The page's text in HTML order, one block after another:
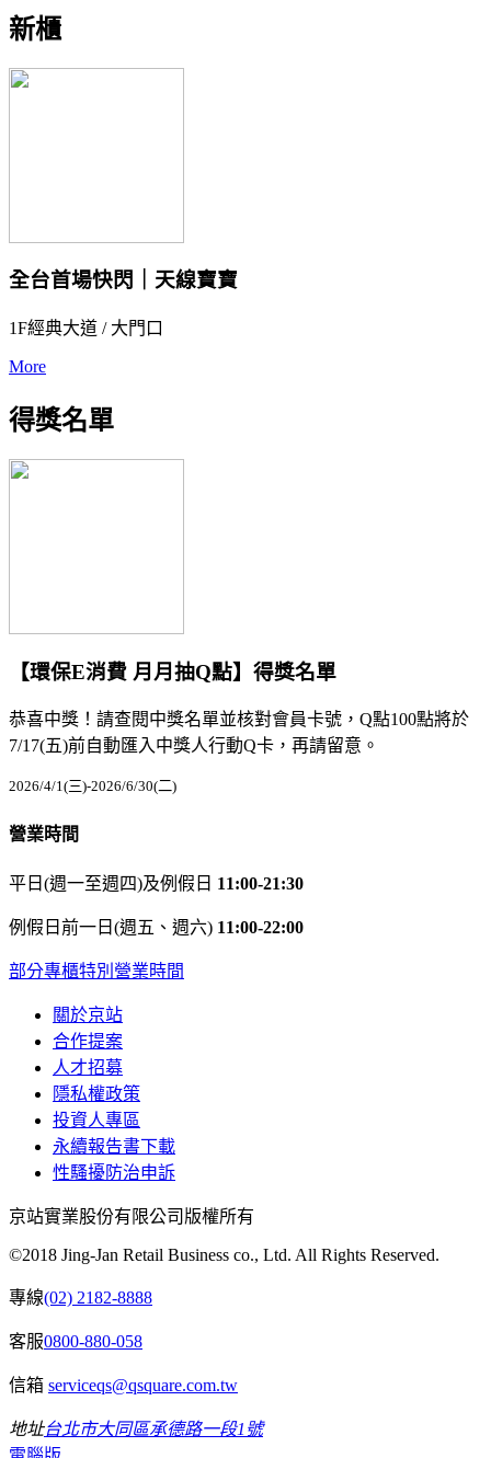
新櫃
全台首場快閃｜天線寶寶
1F經典大道 / 大門口
More
得獎名單
【環保E消費 月月抽Q點】得獎名單
恭喜中獎！請查閱中獎名單並核對會員卡號，Q點100點將於
7/17(五)前自動匯入中獎人行動Q卡，再請留意。
2026/4/1(三)-2026/6/30(二)
營業時間
平日(週一至週四)及例假日 11:00-21:30
例假日前一日(週五、週六) 11:00-22:00
部分專櫃特別營業時間
關於京站
合作提案
人才招募
隱私權政策
投資人專區
永續報告書下載
性騷擾防治申訴
京站實業股份有限公司版權所有
©2018 Jing-Jan Retail Business co., Ltd. All Rights Reserved.
專線(02) 2182-8888
客服0800-880-058
信箱 serviceqs@qsquare.com.tw
地址台北市大同區承德路一段1號